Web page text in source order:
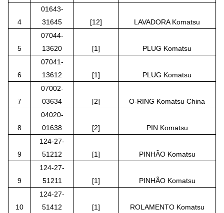
4
01643-
31645
[12] LAVADORA Komatsu
5
07044-
13620
[1] PLUG Komatsu
6
07041-
13612
[1] PLUG Komatsu
7
07002-
03634
[2] O-RING Komatsu China
8
04020-
01638
[2] PIN Komatsu
9
124-27-
51212
[1] PINHÃO Komatsu
9
124-27-
51211
[1] PINHÃO Komatsu
10
124-27-
51412
[1] ROLAMENTO Komatsu